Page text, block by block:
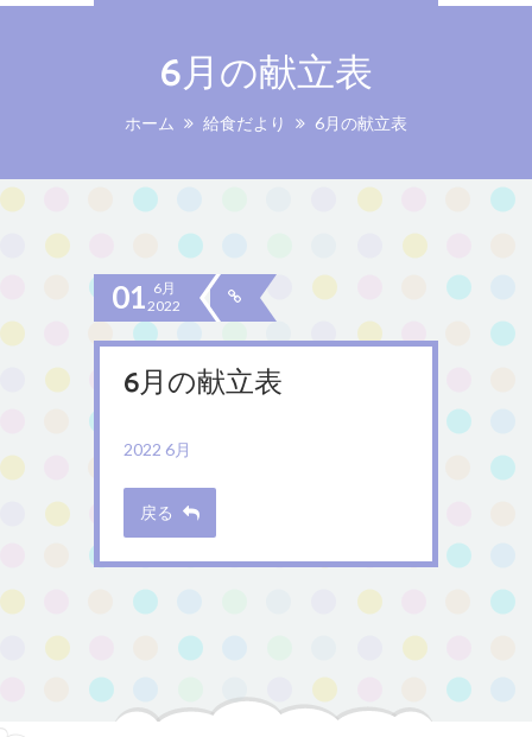
6月の献立表
ホーム 給食だより 6月の献立表
01 6月
2022
6月の献立表
2022 6月
戻る